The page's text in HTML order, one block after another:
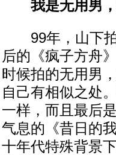
我是无用男
99年，山下拍
后的《疯子方舟
时候拍的无用男
自己有相似之处
一样，而且最后
气息的《昔日的
十年代特殊背景